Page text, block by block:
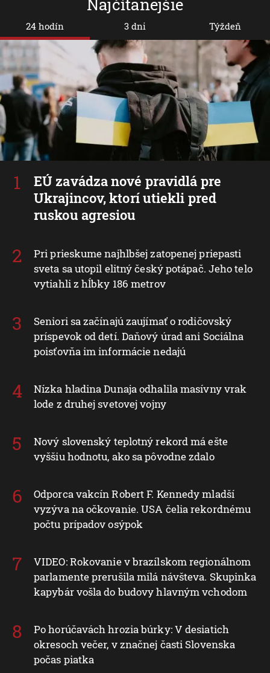
Najčítanejšie
24 hodín
EÚ zavádza nové pravidlá pre
Ukrajincov, ktorí utiekli pred
ruskou agresiou
Pri prieskume najhlbšej zatopenej priepasti
sveta sa utopil elitný český potápač. Jeho telo
vytiahli z hĺbky 186 metrov
Seniori sa začínajú zaujímať o rodičovský
príspevok od detí. Daňový úrad ani Sociálna
poisťovňa im informácie nedajú
Nízka hladina Dunaja odhalila masívny vrak
lode z druhej svetovej vojny
Nový slovenský teplotný rekord má ešte
vyššiu hodnotu, ako sa pôvodne zdalo
Odporca vakcín Robert F. Kennedy mladší
vyzýva na očkovanie. USA čelia rekordnému
počtu prípadov osýpok
VIDEO: Rokovanie v brazílskom regionálnom
parlamente prerušila milá návšteva. Skupinka
kapybár vošla do budovy hlavným vchodom
Po horúčavách hrozia búrky: V desiatich
okresoch večer, v značnej časti Slovenska
počas piatka
3 dni Týždeň